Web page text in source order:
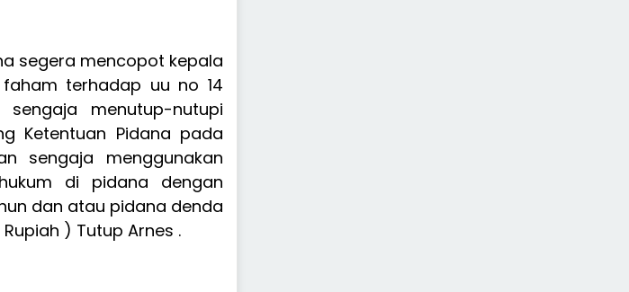
segera mencopot kepala
terhadap uu no 14
menutup-nutupi
Ketentuan Pidana pada
sengaja menggunakan
di pidana dengan
dan atau pidana denda
) Tutup Arnes .